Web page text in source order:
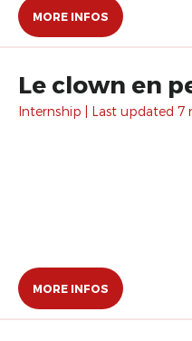
MORE INFOS
Le clown en
Internship | Last updated 7
MORE INFOS